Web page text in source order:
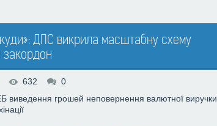
ДПС викрила масштабну схему
632 0
виведення грошей неповернення валютної виручки